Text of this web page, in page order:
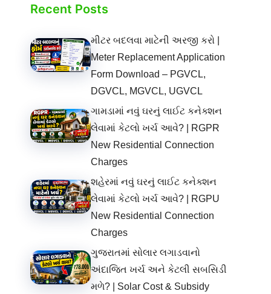
Recent Posts
મીટર બદલવા માટેની અરજી કરો |
Meter Replacement Application
Form Download – PGVCL,
DGVCL, MGVCL, UGVCL
ગામડામાં નવું ઘરનું લાઈટ કનેક્શન
લેવામાં કેટલો ખર્ચ આવે? | RGPR
New Residential Connection
Charges
શહેરમાં નવું ઘરનું લાઈટ કનેક્શન
લેવામાં કેટલો ખર્ચ આવે? | RGPU
New Residential Connection
Charges
ગુજરાતમાં સોલાર લગાડવાનો
અંદાજિત ખર્ચ અને કેટલી સબસિડી
મળે? | Solar Cost & Subsidy